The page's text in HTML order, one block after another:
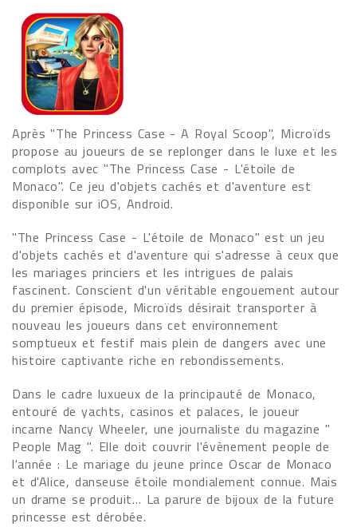
Après "The Princess Case - A Royal Scoop", Microïds
propose au joueurs de se replonger dans le luxe et les
complots avec "The Princess Case - L'étoile de
Monaco". Ce jeu d'objets cachés et d'aventure est
disponible sur iOS, Android.
"The Princess Case - L'étoile de Monaco" est un jeu
d'objets cachés et d'aventure qui s'adresse à ceux que
les mariages princiers et les intrigues de palais
fascinent. Conscient d'un véritable engouement autour
du premier épisode, Microïds désirait transporter à
nouveau les joueurs dans cet environnement
somptueux et festif mais plein de dangers avec une
histoire captivante riche en rebondissements.
Dans le cadre luxueux de la principauté de Monaco,
entouré de yachts, casinos et palaces, le joueur
incarne Nancy Wheeler, une journaliste du magazine "
People Mag ". Elle doit couvrir l'évènement people de
l'année : Le mariage du jeune prince Oscar de Monaco
et d'Alice, danseuse étoile mondialement connue. Mais
un drame se produit… La parure de bijoux de la future
princesse est dérobée.